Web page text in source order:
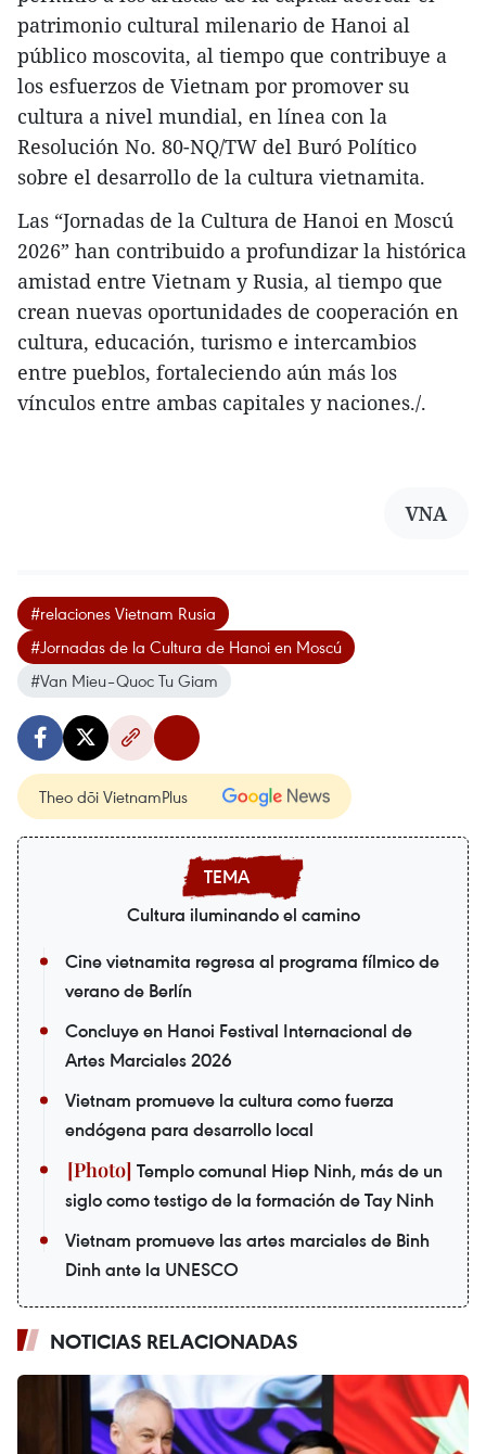
patrimonio cultural milenario de Hanoi al
público moscovita, al tiempo que contribuye a
los esfuerzos de Vietnam por promover su
cultura a nivel mundial, en línea con la
Resolución No. 80-NQ/TW del Buró Político
sobre el desarrollo de la cultura vietnamita.
Las “Jornadas de la Cultura de Hanoi en Moscú
2026” han contribuido a profundizar la histórica
amistad entre Vietnam y Rusia, al tiempo que
crean nuevas oportunidades de cooperación en
cultura, educación, turismo e intercambios
entre pueblos, fortaleciendo aún más los
vínculos entre ambas capitales y naciones./.
VNA
#relaciones Vietnam Rusia
#Jornadas de la Cultura de Hanoi en Moscú
#Van Mieu–Quoc Tu Giam
Theo dõi VietnamPlus
Cultura iluminando el camino
Cine vietnamita regresa al programa fílmico de
verano de Berlín
Concluye en Hanoi Festival Internacional de
Artes Marciales 2026
Vietnam promueve la cultura como fuerza
endógena para desarrollo local
Templo comunal Hiep Ninh, más de un
siglo como testigo de la formación de Tay Ninh
Vietnam promueve las artes marciales de Binh
Dinh ante la UNESCO
NOTICIAS RELACIONADAS